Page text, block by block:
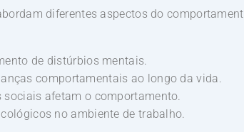
diferentes aspectos do
de distúrbios mentais.
comportamentais ao longo da vida.
afetam o comportamento.
no ambiente de trabalho.